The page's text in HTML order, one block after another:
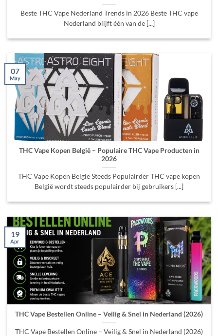
Beste THC Vape Nederland Trends in 2026 Beste THC vape
Nederland blijft één van de [...]
THC Vape Kopen België – Populaire THC Vape Producten in
2026
THC Vape Kopen België Steeds Populairder THC vape kopen
België wordt steeds populairder bij gebruikers [...]
07
May
THC Vape Bestellen Online – Veilig & Snel in Nederland (2026)
THC Vape Bestellen Online – Veilig & Snel in Nederland (2026)
19
Apr